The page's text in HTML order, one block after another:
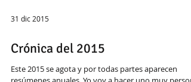
31 dic 2015
Crónica del 2015